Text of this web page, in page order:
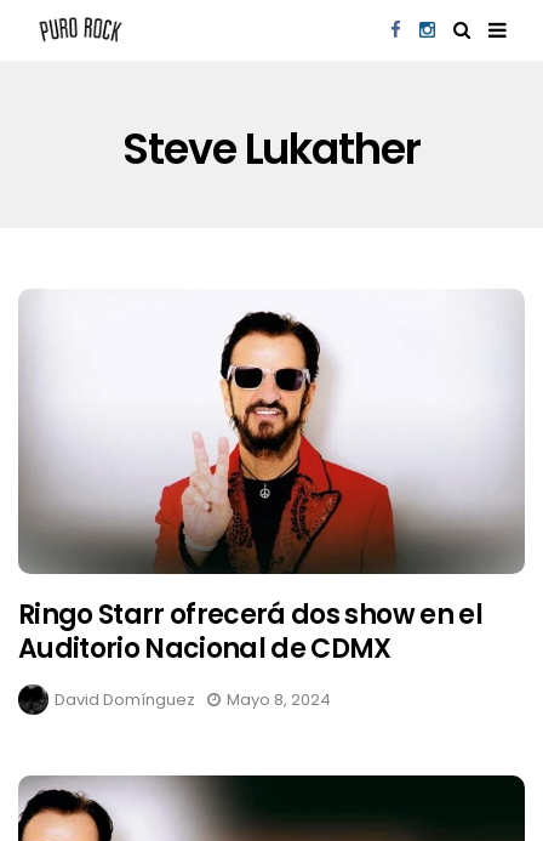
Steve Lukather
Ringo Starr ofrecerá dos show en el
Auditorio Nacional de CDMX
David Domínguez Mayo 8, 2024